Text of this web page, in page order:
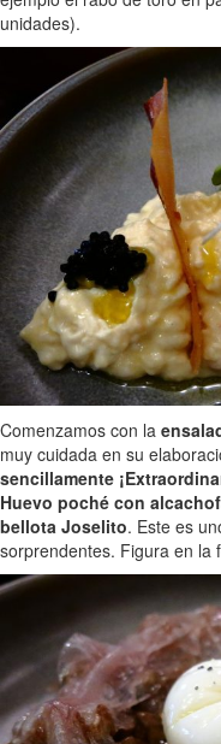
unidades).
Comenzamos con la
muy cuidada en su
sencillamente
Huevo poché con
bellota Joselito. Este es
sorprendentes. Figura en la